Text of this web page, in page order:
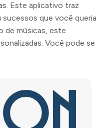
Este aplicativo traz
sucessos que você queria
de músicas, este
Você pode se